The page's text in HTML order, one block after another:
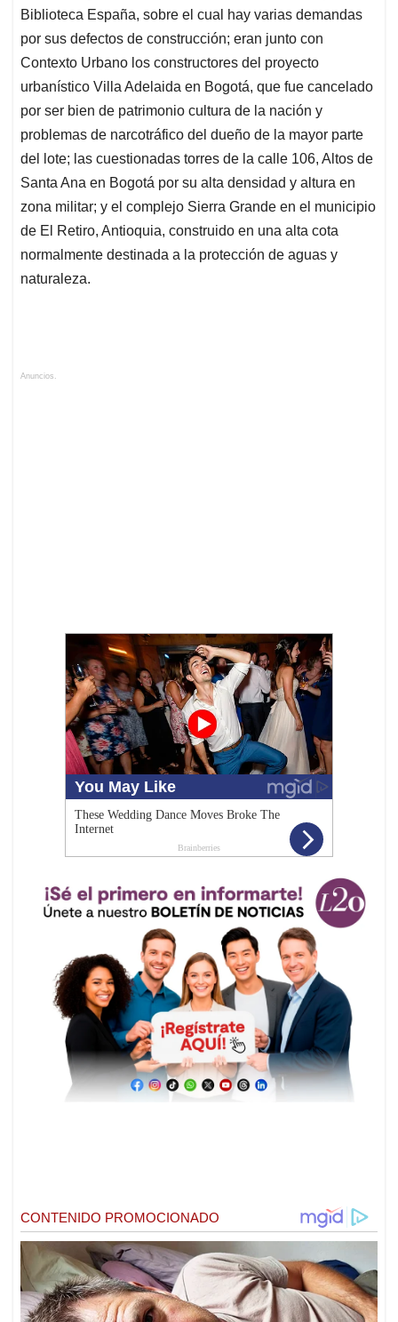
Biblioteca España, sobre el cual hay varias demandas
por sus defectos de construcción; eran junto con
Contexto Urbano los constructores del proyecto
urbanístico Villa Adelaida en Bogotá, que fue cancelado
por ser bien de patrimonio cultura de la nación y
problemas de narcotráfico del dueño de la mayor parte
del lote; las cuestionadas torres de la calle 106, Altos de
Santa Ana en Bogotá por su alta densidad y altura en
zona militar; y el complejo Sierra Grande en el municipio
de El Retiro, Antioquia, construido en una alta cota
normalmente destinada a la protección de aguas y
naturaleza.
Anuncios.